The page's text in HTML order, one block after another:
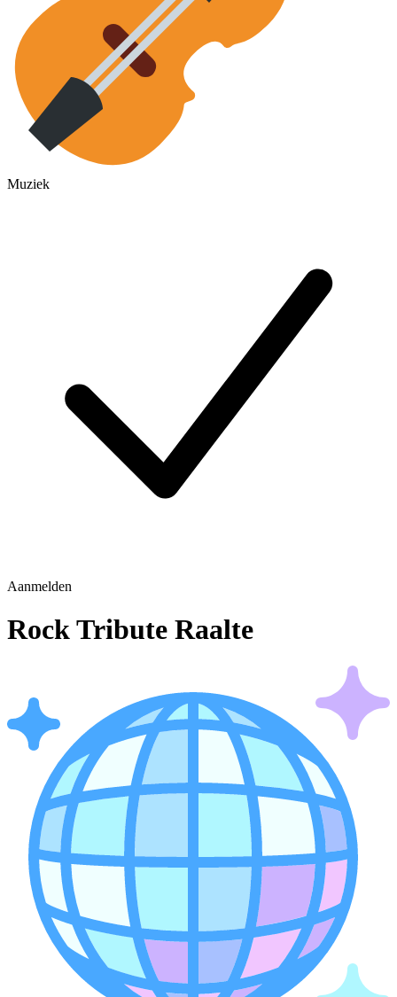
Muziek
Aanmelden
Rock Tribute Raalte